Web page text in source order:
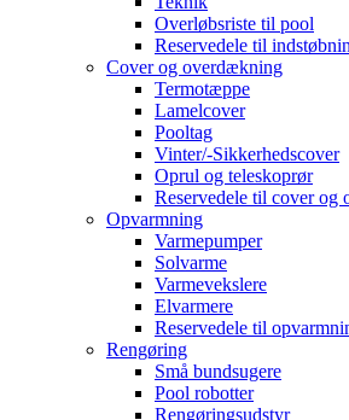
Overløbsriste til pool
Reservedele til
Cover og overdækning
Termotæppe
Lamelcover
Pooltag
Vinter/-Sikkerhedscover
Oprul og teleskoprør
Reservedele til cover og
Opvarmning
Varmepumper
Solvarme
Varmevekslere
Elvarmere
Reservedele til
Rengøring
Små bundsugere
Pool robotter
Rengøringsudstyr